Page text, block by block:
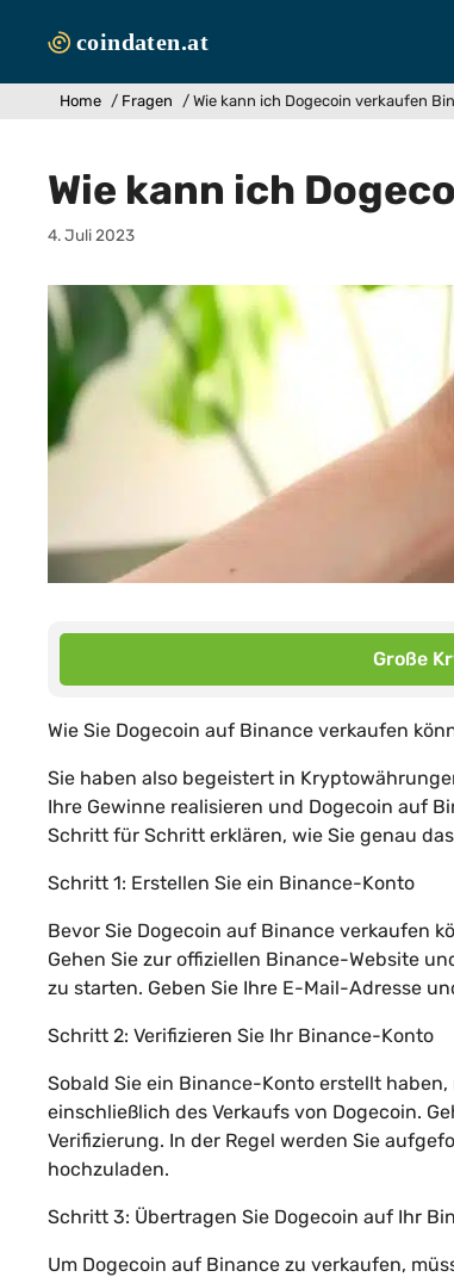
Inhalt
Home / Fragen / Wie kann ich Dogecoin verkaufen
Wie kann ich
4. Juli 2023
Große
Wie Sie Dogecoin auf Binance verkaufen
Sie haben also begeistert in
Ihre Gewinne realisieren und Dogecoin auf
Schritt für Schritt erklären, wie Sie genau
Schritt 1: Erstellen Sie ein Binance-Konto
Bevor Sie Dogecoin auf Binance verkaufen
Gehen Sie zur offiziellen Binance-Website
zu starten. Geben Sie Ihre E-Mail-Adresse
Schritt 2: Verifizieren Sie Ihr Binance-Konto
Sobald Sie ein Binance-Konto erstellt
einschließlich des Verkaufs von Dogecoin.
Verifizierung. In der Regel werden Sie
hochzuladen.
Schritt 3: Übertragen Sie Dogecoin auf Ihr
Um Dogecoin auf Binance zu verkaufen,